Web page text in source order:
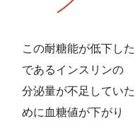
この耐糖能が低下し
であるインスリンの
分泌量が不足してい
めに血糖値が下がり